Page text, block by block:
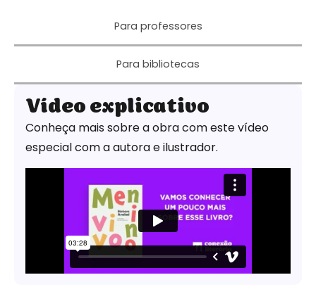
Para professores
Para bibliotecas
Vídeo explicativo
Conheça mais sobre a obra com este vídeo
especial com a autora e ilustrador.